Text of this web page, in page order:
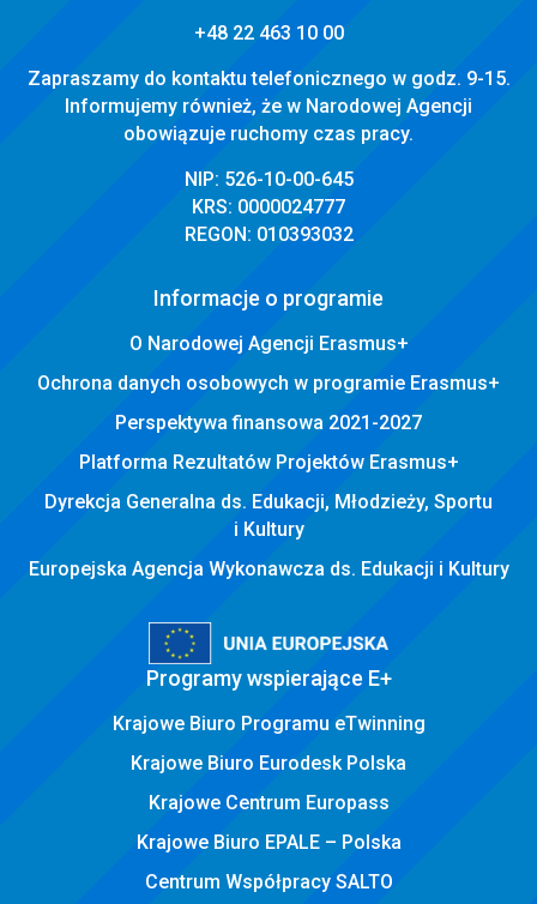
+48 22 463 10 00
Zapraszamy do kontaktu telefonicznego w godz. 9-15.
Informujemy również, że w Narodowej Agencji
obowiązuje ruchomy czas pracy.
NIP: 526-10-00-645
KRS: 0000024777
REGON: 010393032
Informacje o programie
O Narodowej Agencji Erasmus+
Ochrona danych osobowych w programie Erasmus+
Perspektywa finansowa 2021-2027
Platforma Rezultatów Projektów Erasmus+
Dyrekcja Generalna ds. Edukacji, Młodzieży, Sportu
i Kultury
Europejska Agencja Wykonawcza ds. Edukacji i Kultury
Programy wspierające E+
Krajowe Biuro Programu eTwinning
Krajowe Biuro Eurodesk Polska
Krajowe Centrum Europass
Krajowe Biuro EPALE – Polska
Centrum Współpracy SALTO